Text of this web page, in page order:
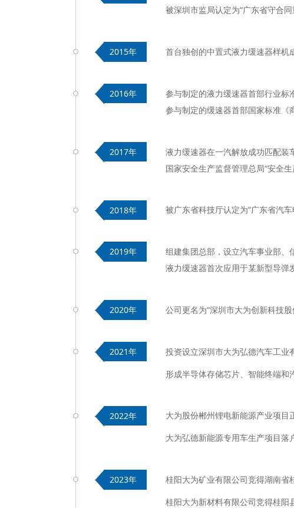
被深圳市监局认定为“广东省守合
2015年 首台独创的中置式液力缓速器样机
2016年
参与制定的液力缓速器首部行业标
参与制定的缓速器首部国家标准《
2017年
液力缓速器在一汽解放成功匹配装
国家安全生产监督管理总局“安全
2018年 被广东省科技厅认定为“广东省汽
2019年
组建集团总部，设立汽车事业部、
液力缓速器首次应用于某新型导
2020年 公司更名为“深圳市大为创新科技
2021年
投资设立深圳市大为弘德汽车工业
形成半导体存储芯片、智能终端和
2022年
大为股份郴州锂电新能源产业项目
大为弘德新能源专用车生产项目落
2023年
桂阳大为矿业有限公司竞得湖南省
桂阳大为新材料有限公司竞得桂